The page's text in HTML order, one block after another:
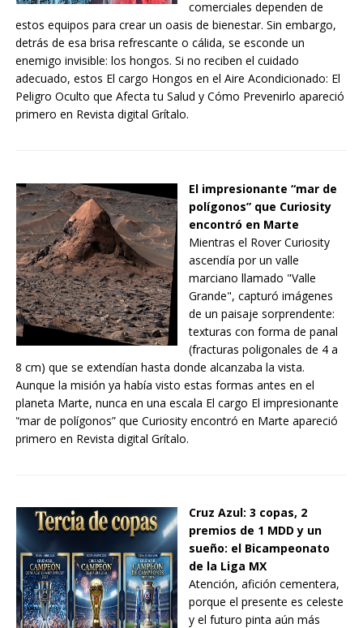
comerciales dependen de
estos equipos para crear un oasis de bienestar. Sin embargo,
detrás de esa brisa refrescante o cálida, se esconde un
enemigo invisible: los hongos. Si no reciben el cuidado
adecuado, estos El cargo Hongos en el Aire Acondicionado: El
Peligro Oculto que Afecta tu Salud y Cómo Prevenirlo apareció
primero en Revista digital Grítalo.
El impresionante “mar de
polígonos” que Curiosity
encontró en Marte
Mientras el Rover Curiosity
ascendía por un valle
marciano llamado "Valle
Grande", capturó imágenes
de un paisaje sorprendente:
texturas con forma de panal
(fracturas poligonales de 4 a
8 cm) que se extendían hasta donde alcanzaba la vista.
Aunque la misión ya había visto estas formas antes en el
planeta Marte, nunca en una escala El cargo El impresionante
“mar de polígonos” que Curiosity encontró en Marte apareció
primero en Revista digital Grítalo.
Cruz Azul: 3 copas, 2
premios de 1 MDD y un
sueño: el Bicampeonato
de la Liga MX
Atención, afición cementera,
porque el presente es celeste
y el futuro pinta aún más